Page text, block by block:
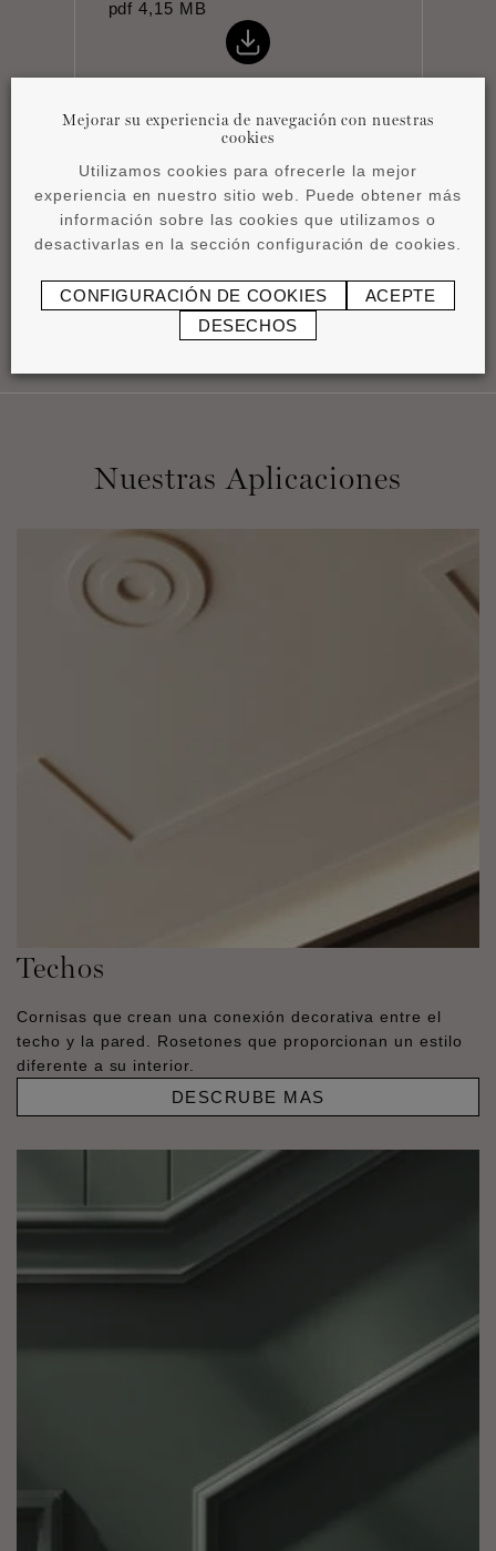
pdf 4,15 MB
Instrucciones de
instalación
pdf 0,45 MB
Nuestras Aplicaciones
Techos
Cornisas que crean una conexión decorativa entre el
techo y la pared. Rosetones que proporcionan un estilo
diferente a su interior.
DESCRUBE MAS
Mejorar su experiencia de navegación con nuestras
cookies
Utilizamos cookies para ofrecerle la mejor
experiencia en nuestro sitio web. Puede obtener más
información sobre las cookies que utilizamos o
desactivarlas en la sección configuración de cookies.
CONFIGURACIÓN DE COOKIES
ACEPTE
DESECHOS